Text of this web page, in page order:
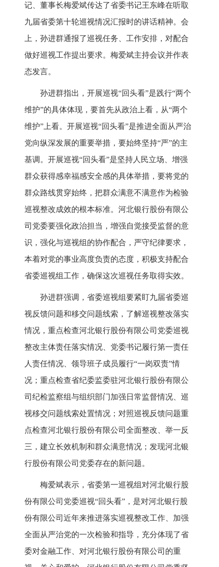
记、董事长梅爱斌传达了省委书记王东峰在听取
九届省委第十轮巡视情况汇报时的讲话精神。会
上，孙进群通报了巡视任务、工作安排，对配合
做好巡视工作提出要求。梅爱斌主持会议并作表
态发言。
孙进群指出，开展巡视“回头看”是践行“两个
维护”的具体体现，要首先从政治上看，从“两个
维护”上看。开展巡视“回头看”是推进全面从严治
党向纵深发展的重要举措，要始终坚持“严”的主
基调。开展巡视“回头看”是坚持人民立场、增强
群众获得感幸福感安全感的具体举措，要将党的
群众路线贯穿始终，把群众满意不满意作为检验
巡视整改成效的根本标准。河北银行股份有限公
司党委要强化政治担当，增强自觉接受监督的意
识，强化与巡视组的协作配合，严守纪律要求，
本着对党的事业高度负责的态度，积极支持配合
省委巡视组工作，确保这次巡视任务取得实效。
孙进群强调，省委巡视组要紧盯九届省委巡
视反馈问题和移交问题线索，了解巡视整改落实
情况，重点检查河北银行股份有限公司党委巡视
整改主体责任落实情况、党委书记履行第一责任
人责任情况、领导班子成员履行“一岗双责”情
况；重点检查省纪委监委驻河北银行股份有限公
司纪检监察组与组织部门加强日常监督情况、巡
视移交问题线索处置情况；对照巡视反馈问题重
点检查河北银行股份有限公司全面整改、举一反
三，建立长效机制和群众满意情况；发现河北银
行股份有限公司党委存在的新问题。
梅爱斌表示，省委第一巡视组对河北银行股
份有限公司党委巡视“回头看”，是对河北银行股
份有限公司近年来推进落实巡视整改工作、加强
全面从严治党的一次检验和指导，充分体现了省
委对金融工作、对河北银行股份有限公司的重